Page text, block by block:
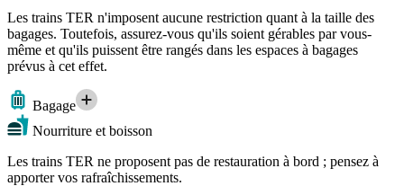
Les trains TER n'imposent aucune restriction quant à la taille des
bagages. Toutefois, assurez-vous qu'ils soient gérables par vous-
même et qu'ils puissent être rangés dans les espaces à bagages
prévus à cet effet.
Bagage
Nourriture et boisson
Les trains TER ne proposent pas de restauration à bord ; pensez à
apporter vos rafraîchissements.